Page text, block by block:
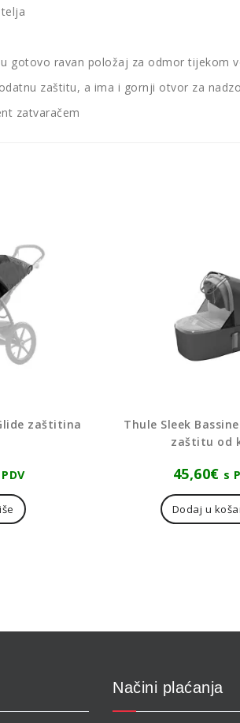
gotovo ravan položaj za odmor tijekom
zaštitu, a ima i gornji otvor za
zatvaračem
zaštitina
Thule Sleek
zaštitu od
45,60€ s
Dodaj u
Načini plaćanja